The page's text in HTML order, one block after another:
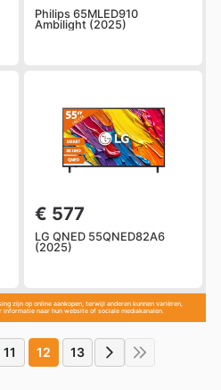
Philips 65MLED910
Ambilight (2025)
€ 577
LG QNED 55QNED82A6
(2025)
zijn op online aankopen, terwijl anderen kunnen variëren,
naar hun website of sociale mediakanalen.
11 12 13